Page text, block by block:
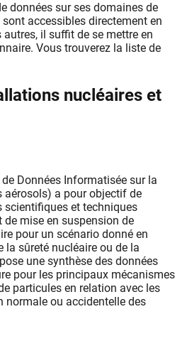
données sur ses domaines de
accessibles directement en
il suffit de se mettre en
Vous trouverez la liste de
nucléaires et
Données Informatisée sur la
aérosols) a pour objectif de
et techniques
mise en suspension de
pour un scénario donné en
la sûreté nucléaire ou de la
une synthèse des données
pour les principaux mécanismes
particules en relation avec les
normale ou accidentelle des